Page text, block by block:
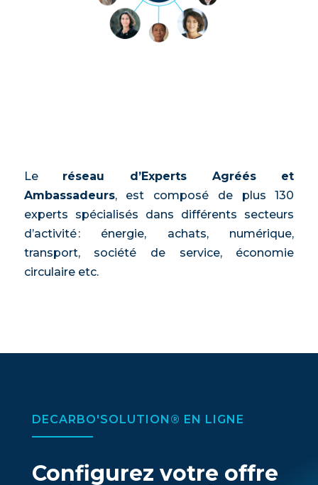
Le réseau d’Experts Agréés et
Ambassadeurs, est composé de plus 130
experts spécialisés dans différents secteurs
d’activité : énergie, achats, numérique,
transport, société de service, économie
circulaire etc.
DECARBO'SOLUTION® EN LIGNE
Configurez votre offre